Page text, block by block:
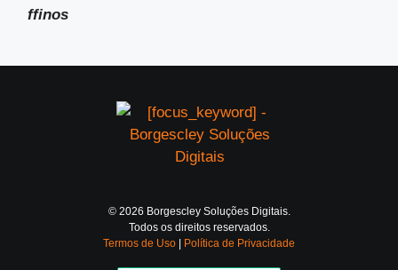
ffinos
© 2026 Borgescley Soluções Digitais.
Todos os direitos reservados.
Termos de Uso | Política de Privacidade